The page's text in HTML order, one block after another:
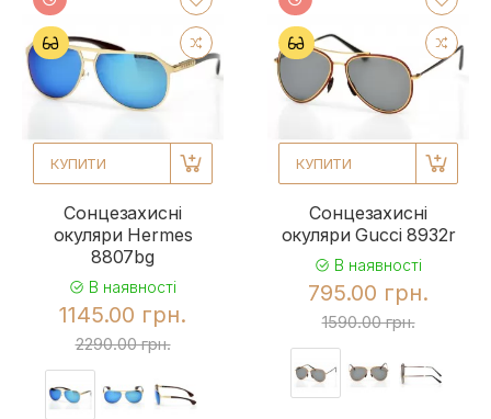
КУПИТИ
Сонцезахисні
окуляри Hermes
8807bg
В наявності
1145.00 грн.
2290.00 грн.
КУПИТИ
Сонцезахисні
окуляри Gucci 8932r
В наявності
795.00 грн.
1590.00 грн.